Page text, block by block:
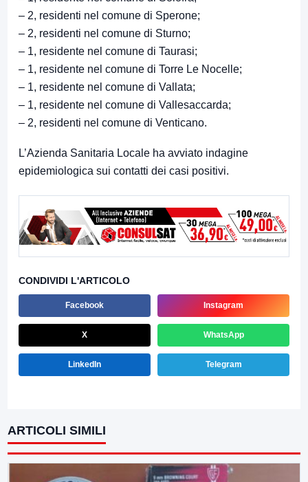
– 2, residenti nel comune di Sperone;
– 2, residenti nel comune di Sturno;
– 1, residente nel comune di Taurasi;
– 1, residente nel comune di Torre Le Nocelle;
– 1, residente nel comune di Vallata;
– 1, residente nel comune di Vallesaccarda;
– 2, residenti nel comune di Venticano.
L’Azienda Sanitaria Locale ha avviato indagine
epidemiologica sui contatti dei casi positivi.
CONDIVIDI L'ARTICOLO
Facebook Instagram
X WhatsApp
LinkedIn Telegram
ARTICOLI SIMILI